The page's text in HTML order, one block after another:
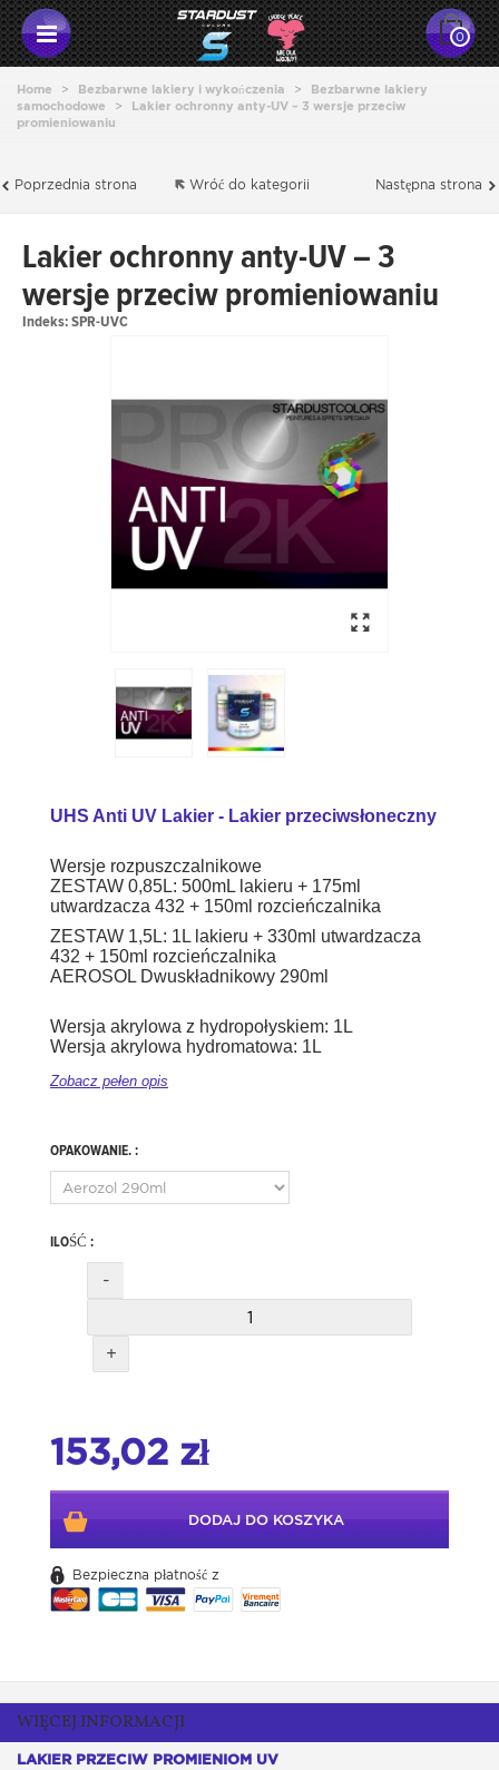
0
Home > Bezbarwne lakiery i wykończenia >
Bezbarwne lakiery
samochodowe
>
Lakier ochronny anty-UV – 3 wersje przeciw
promieniowaniu
Poprzednia strona Następna strona
Wróć do kategorii
Lakier ochronny anty-UV – 3
wersje przeciw promieniowaniu
Indeks:SPR-UVC
UHS Anti UV Lakier - Lakier przeciwsłoneczny
Wersje rozpuszczalnikowe
ZESTAW 0,85L: 500mL lakieru + 175ml
utwardzacza 432 + 150ml rozcieńczalnika
ZESTAW 1,5L: 1L lakieru + 330ml utwardzacza
432 + 150ml rozcieńczalnika
AEROSOL Dwuskładnikowy 290ml
Wersja akrylowa z hydropołyskiem: 1L
Wersja akrylowa hydromatowa: 1L
Zobacz pełen opis
OPAKOWANIE. :
ILOŚĆ :
-
+
153,02 zł
DODAJ DO KOSZYKA
Bezpieczna płatność z
WIĘCEJ INFORMACJI
LAKIER PRZECIW PROMIENIOM UV